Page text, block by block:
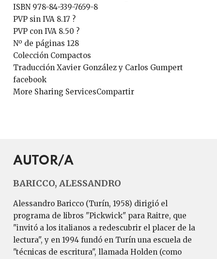
ISBN 978-84-339-7659-8
PVP sin IVA 8.17 ?
PVP con IVA 8.50 ?
Nº de páginas 128
Colección Compactos
Traducción Xavier González y Carlos Gumpert
facebook
More Sharing ServicesCompartir
AUTOR/A
BARICCO, ALESSANDRO
Alessandro Baricco (Turín, 1958) dirigió el
programa de libros "Pickwick" para Raitre, que
"invitó a los italianos a redescubrir el placer de la
lectura", y en 1994 fundó en Turín una escuela de
"técnicas de escritura", llamada Holden (como